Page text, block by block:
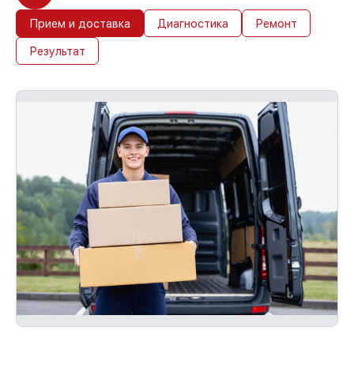
Прием и доставка Диагностика Ремонт
Результат